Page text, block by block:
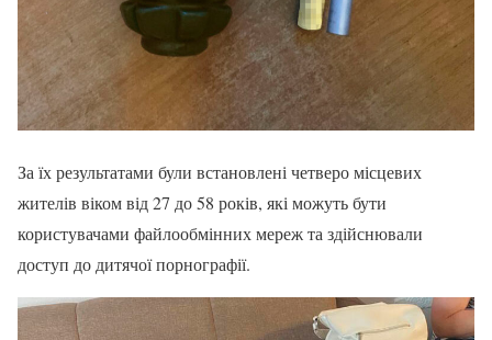
За їх результатами були встановлені четверо місцевих
жителів віком від 27 до 58 років, які можуть бути
користувачами файлообмінних мереж та здійснювали
доступ до дитячої порнографії.